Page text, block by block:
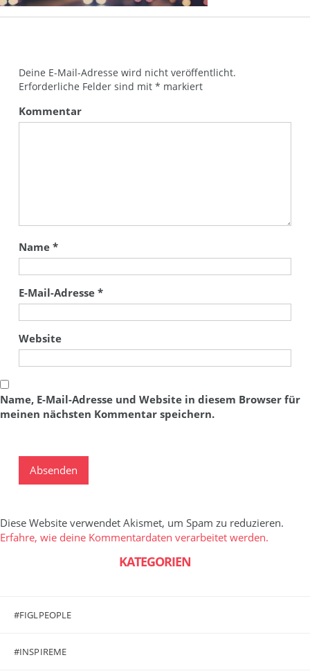
Deine E-Mail-Adresse wird nicht veröffentlicht.
Erforderliche Felder sind mit * markiert
Kommentar
Name *
E-Mail-Adresse *
Website
Name, E-Mail-Adresse und Website in diesem Browser für
meinen nächsten Kommentar speichern.
Diese Website verwendet Akismet, um Spam zu reduzieren.
Erfahre, wie deine Kommentardaten verarbeitet werden.
KATEGORIEN
#FIGLPEOPLE
#INSPIREME